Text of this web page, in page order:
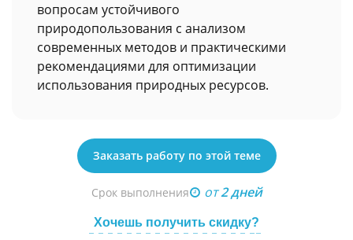
вопросам устойчивого
природопользования с анализом
современных методов и практическими
рекомендациями для оптимизации
использования природных ресурсов.
Заказать работу по этой теме
Срок выполнения от2 дней
Хочешь получить скидку?